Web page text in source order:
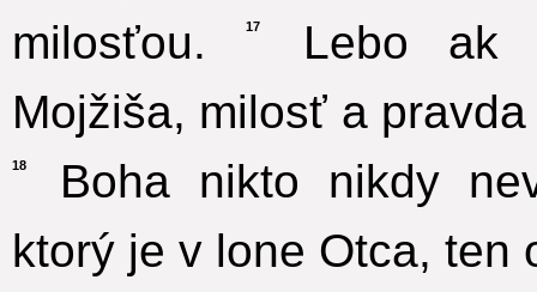
milosťou.
17
Lebo ak
Mojžiša, milosť a
18
Boha nikto nikdy
ktorý je v lone Otca, ten